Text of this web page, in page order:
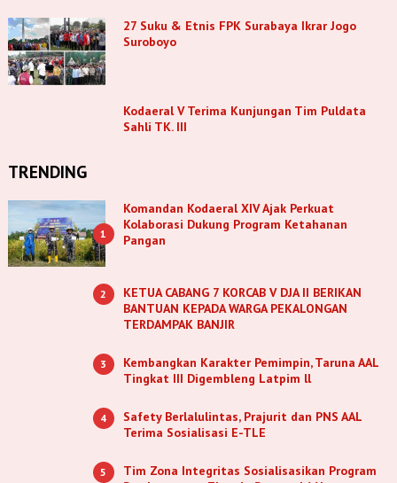
27 Suku & Etnis FPK Surabaya Ikrar Jogo
Suroboyo
Kodaeral V Terima Kunjungan Tim Puldata
Sahli TK. III
TRENDING
1
Komandan Kodaeral XIV Ajak Perkuat
Kolaborasi Dukung Program Ketahanan
Pangan
2
KETUA CABANG 7 KORCAB V DJA II BERIKAN
BANTUAN KEPADA WARGA PEKALONGAN
TERDAMPAK BANJIR
3
Kembangkan Karakter Pemimpin, Taruna AAL
Tingkat III Digembleng Latpim ll
4
Safety Berlalulintas, Prajurit dan PNS AAL
Terima Sosialisasi E-TLE
5
Tim Zona Integritas Sosialisasikan Program